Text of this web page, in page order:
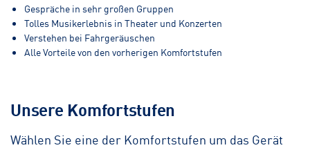
Gespräche in sehr großen Gruppen
Tolles Musikerlebnis in Theater und Konzerten
Verstehen bei Fahrgeräuschen
Alle Vorteile von den vorherigen Komfortstufen
Unsere Komfortstufen
Wählen Sie eine der Komfortstufen um das Gerät